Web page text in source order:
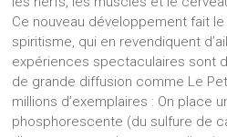
Ce nouveau développement fait
spiritisme, qui en revendiquent
expériences spectaculaires sont
de grande diffusion comme Le
millions d’exemplaires : On place
phosphorescente (du sulfure de